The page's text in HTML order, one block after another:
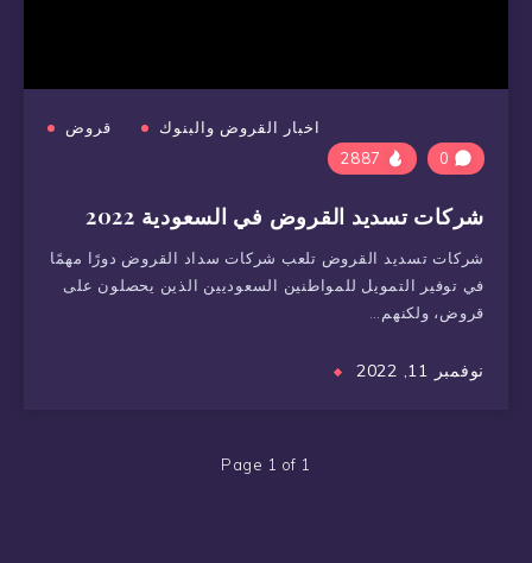
اخبار القروض والبنوك
قروض
0
شركات تسديد القروض في السعودية 2022
شركات تسديد القروض تلعب شركات سداد القروض دورًا مهمًا
في توفير التمويل للمواطنين السعوديين الذين يحصلون على
قروض، ولكنهم…
نوفمبر 11, 2022
Page 1 of 1